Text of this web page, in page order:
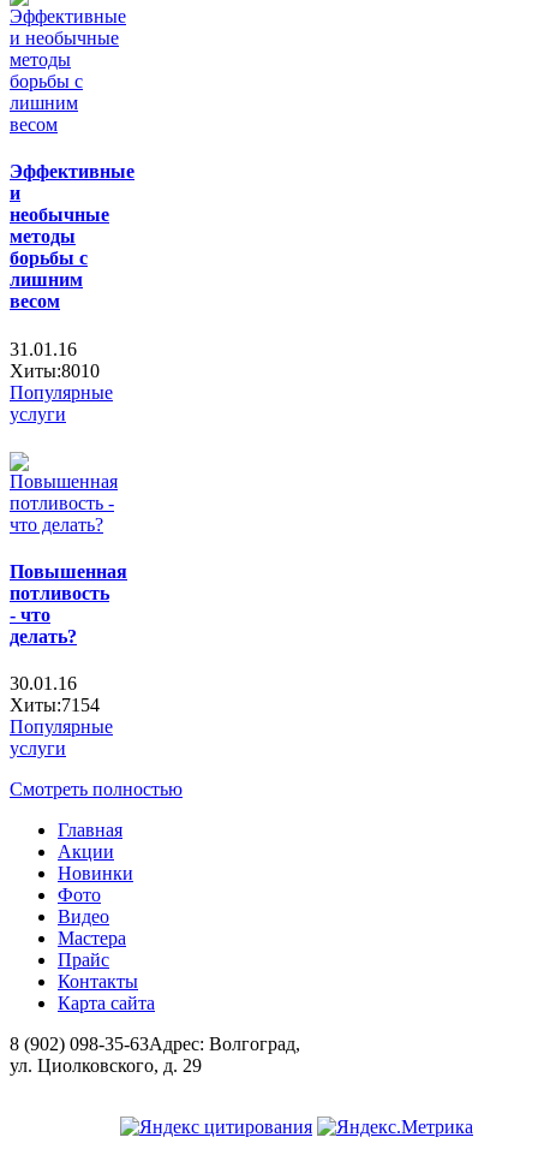
Эффективные
и
необычные
методы
борьбы с
лишним
весом
31.01.16
Хиты:8010
Популярные
услуги
Повышенная
потливость
- что
делать?
30.01.16
Хиты:7154
Популярные
услуги
Смотреть полностью
Главная
Акции
Новинки
Фото
Видео
Мастера
Прайс
Контакты
Карта сайта
8 (902) 098-35-63Адрес: Волгоград,
ул. Циолковского, д. 29